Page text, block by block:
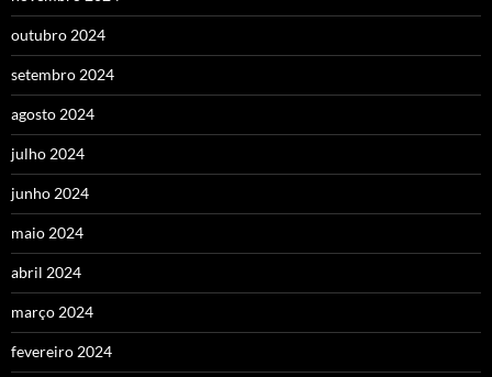
outubro 2024
setembro 2024
agosto 2024
julho 2024
junho 2024
maio 2024
abril 2024
março 2024
fevereiro 2024